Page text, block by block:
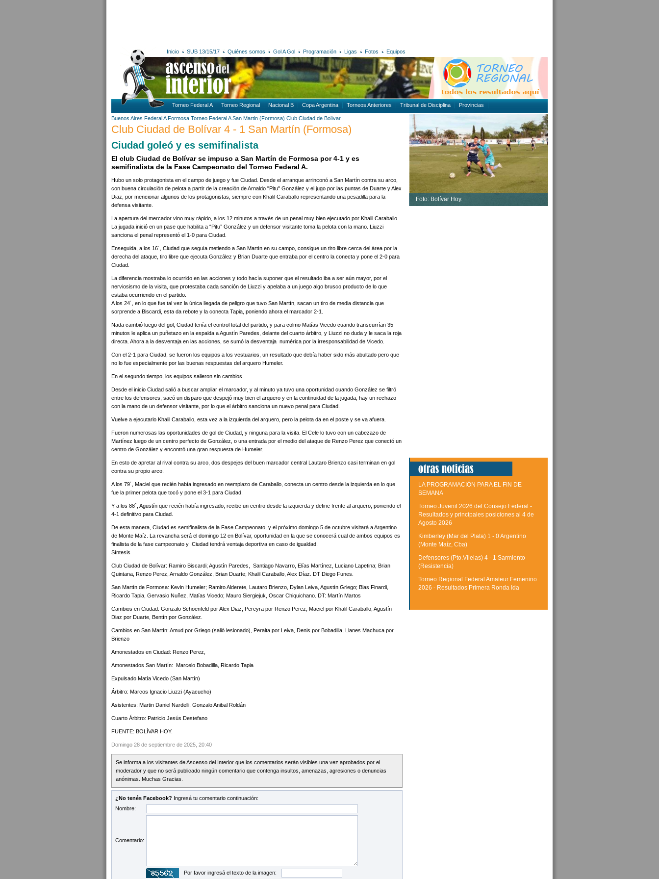
Inicio SUB 13/15/17 Quiénes somos Gol A Gol Programación Ligas Fotos Equipos
Torneo Federal A Torneo Regional Nacional B Copa Argentina Torneos Anteriores Tribunal de Disciplina Provincias
Buenos Aires Federal A Formosa Torneo Federal A San Martin (Formosa) Club Ciudad de Bolívar
Club Ciudad de Bolívar 4 - 1 San Martín (Formosa)
Ciudad goleó y es semifinalista
El club Ciudad de Bolívar se impuso a San Martín de Formosa por 4-1 y es
semifinalista de la Fase Campeonato del Torneo Federal A.
Hubo un solo protagonista en el campo de juego y fue Ciudad. Desde el arranque arrinconó a San Martín contra su arco,
con buena circulación de pelota a partir de la creación de Arnaldo "Pitu" González y el jugo por las puntas de Duarte y Alex
Diaz, por mencionar algunos de los protagonistas, siempre con Khalil Caraballo representando una pesadilla para la
defensa visitante.
La apertura del mercador vino muy rápido, a los 12 minutos a través de un penal muy bien ejecutado por Khalil Caraballo.
La jugada inició en un pase que habilita a “Pitu” González y un defensor visitante toma la pelota con la mano. Liuzzi
sanciona el penal representó el 1-0 para Ciudad.
Enseguida, a los 16´, Ciudad que seguía metiendo a San Martín en su campo, consigue un tiro libre cerca del área por la
derecha del ataque, tiro libre que ejecuta González y Brian Duarte que entraba por el centro la conecta y pone el 2-0 para
Ciudad.
La diferencia mostraba lo ocurrido en las acciones y todo hacía suponer que el resultado iba a ser aún mayor, por el
nerviosismo de la visita, que protestaba cada sanción de Liuzzi y apelaba a un juego algo brusco producto de lo que
estaba ocurriendo en el partido.
A los 24´, en lo que fue tal vez la única llegada de peligro que tuvo San Martín, sacan un tiro de media distancia que
sorprende a Biscardi, esta da rebote y la conecta Tapia, poniendo ahora el marcador 2-1.
Nada cambió luego del gol, Ciudad tenía el control total del partido, y para colmo Matías Vicedo cuando transcurrían 35
minutos le aplica un puñetazo en la espalda a Agustín Paredes, delante del cuarto árbitro, y Liuzzi no duda y le saca la roja
directa. Ahora a la desventaja en las acciones, se sumó la desventaja numérica por la irresponsabilidad de Vicedo.
Con el 2-1 para Ciudad, se fueron los equipos a los vestuarios, un resultado que debía haber sido más abultado pero que
no lo fue especialmente por las buenas respuestas del arquero Humeler.
En el segundo tiempo, los equipos salieron sin cambios.
Desde el inicio Ciudad salió a buscar ampliar el marcador, y al minuto ya tuvo una oportunidad cuando González se filtró
entre los defensores, sacó un disparo que despejó muy bien el arquero y en la continuidad de la jugada, hay un rechazo
con la mano de un defensor visitante, por lo que el árbitro sanciona un nuevo penal para Ciudad.
Vuelve a ejecutarlo Khalil Caraballo, esta vez a la izquierda del arquero, pero la pelota da en el poste y se va afuera.
Fueron numerosas las oportunidades de gol de Ciudad, y ninguna para la visita. El Cele lo tuvo con un cabezazo de
Martínez luego de un centro perfecto de González, o una entrada por el medio del ataque de Renzo Perez que conectó un
centro de González y encontró una gran respuesta de Humeler.
En esto de apretar al rival contra su arco, dos despejes del buen marcador central Lautaro Brienzo casi terminan en gol
contra su propio arco.
A los 79´, Maciel que recién había ingresado en reemplazo de Caraballo, conecta un centro desde la izquierda en lo que
fue la primer pelota que tocó y pone el 3-1 para Ciudad.
Y a los 88´, Agustín que recién había ingresado, recibe un centro desde la izquierda y define frente al arquero, poniendo el
4-1 definitivo para Ciudad.
De esta manera, Ciudad es semifinalista de la Fase Campeonato, y el próximo domingo 5 de octubre visitará a Argentino
de Monte Maíz. La revancha será el domingo 12 en Bolívar, oportunidad en la que se conocerá cual de ambos equipos es
finalista de la fase campeonato y Ciudad tendrá ventaja deportiva en caso de igualdad.
Síntesis
Club Ciudad de Bolívar: Ramiro Biscardi; Agustín Paredes, Santiago Navarro, Elías Martínez, Luciano Lapetina; Brian
Quintana, Renzo Perez, Arnaldo González, Brian Duarte; Khalil Caraballo, Alex Díaz. DT Diego Funes.
San Martín de Formosa: Kevin Humeler; Ramiro Alderete, Lautaro Brienzo, Dylan Leiva, Agustín Griego; Blas Finardi,
Ricardo Tapia, Gervasio Nuñez, Matías Vicedo; Mauro Siergiejuk, Oscar Chiquichano. DT: Martín Martos
Cambios en Ciudad: Gonzalo Schoenfeld por Alex Diaz, Pereyra por Renzo Perez, Maciel por Khalil Caraballo, Agustín
Diaz por Duarte, Bentín por González.
Cambios en San Martín: Amud por Griego (salió lesionado), Peralta por Leiva, Denis por Bobadilla, Llanes Machuca por
Brienzo
Amonestados en Ciudad: Renzo Perez,
Amonestados San Martín: Marcelo Bobadilla, Ricardo Tapia
Expulsado Matía Vicedo (San Martín)
Árbitro: Marcos Ignacio Liuzzi (Ayacucho)
Asistentes: Martin Daniel Nardelli, Gonzalo Anibal Roldán
Cuarto Árbitro: Patricio Jesús Destefano
FUENTE: BOLÍVAR HOY.
Domingo 28 de septiembre de 2025, 20:40
Se informa a los visitantes de Ascenso del Interior que los comentarios serán visibles una vez aprobados por el
moderador y que no será publicado ningún comentario que contenga insultos, amenazas, agresiones o denuncias
anónimas. Muchas Gracias.
¿No tenés Facebook? Ingresá tu comentario continuación:
Nombre:
Comentario:
Por favor ingresá el texto de la imagen:
Foto: Bolívar Hoy.
LA PROGRAMACIÓN PARA EL FIN DE
SEMANA
Torneo Juvenil 2026 del Consejo Federal -
Resultados y principales posiciones al 4 de
Agosto 2026
Kimberley (Mar del Plata) 1 - 0 Argentino
(Monte Maíz, Cba)
Defensores (Pto.Vilelas) 4 - 1 Sarmiento
(Resistencia)
Torneo Regional Federal Amateur Femenino
2026 - Resultados Primera Ronda Ida